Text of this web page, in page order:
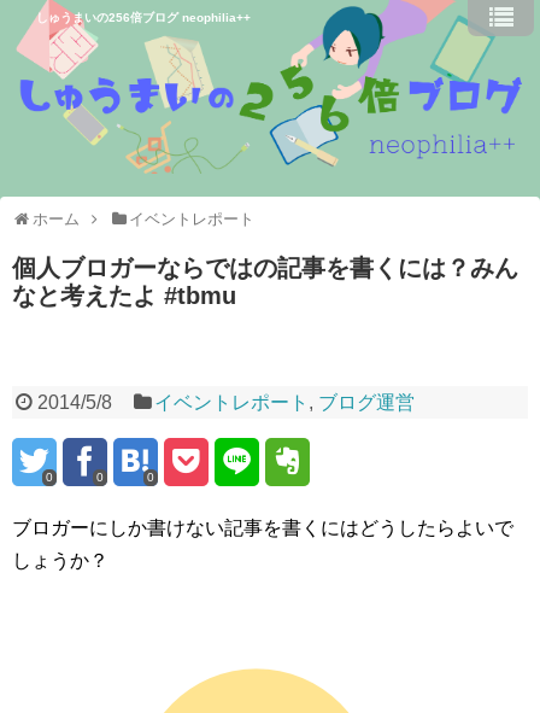
しゅうまいの256倍ブログ neophilia++
ホーム イベントレポート
個人ブロガーならではの記事を書くには？みん
なと考えたよ #tbmu
2014/5/8 イベントレポート , ブログ運営
0 0 0
ブロガーにしか書けない記事を書くにはどうしたらよいで
しょうか？